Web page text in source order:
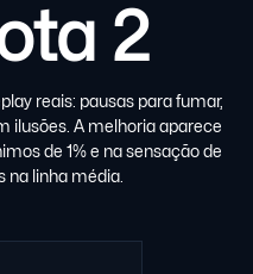
2
reais: pausas para fumar,
ilusões. A melhoria aparece
de 1% e na sensação de
na linha média.